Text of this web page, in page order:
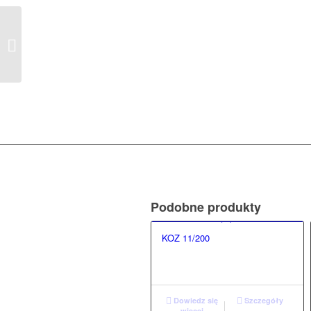
Podobne produkty
KOZ 11/200
Dowiedz się
Szczegóły